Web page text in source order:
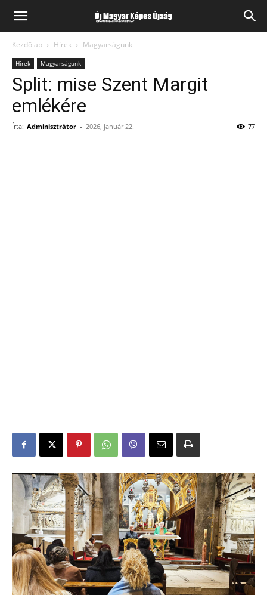
Kezdőlap Hírek Magyarságunk
Hírek Magyarságunk
Split: mise Szent Margit
emlékére
Írta: Adminisztrátor - 2026, január 22. 77